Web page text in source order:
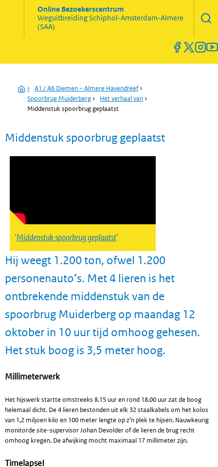
Online Bezoekerscentrum
WeguitbreidingSchiphol-Amsterdam-Almere
(SAA)
Home
› A1 / A6 Diemen – Almere Havendreef›
Spoorbrug Muiderberg › Het verhaal van ›
Middenstuk spoorbrug geplaatst
Middenstuk spoorbrug geplaatst
Middenstuk spoorbrug geplaatst
Hij weegt 1.200 ton, ofwel 1.200
personenauto’s. Met 4 lieren is het
ontbrekende middenstuk van de
spoorbrug Muiderberg op maandag 12
oktober in 10 uur tijd omhoog gehesen.
Het stuk boog is 3,5 meter hoog.
Millimeterwerk
Het hijswerk startte omstreeks 8.15 uur en rond 18.00 uur zat de boog
helemaal dicht. De 4 lieren bestonden uit elk 32 staalkabels om het kolos
van 1,2 miljoen kilo en 100 meter lengte op z’n plek te hijsen. Nauwkeurig
monitorde site-supervisor Johan Devolder of de lieren de brug recht
omhoog kregen. De afwijking mocht maximaal 17 millimeter zijn.
Timelapse!